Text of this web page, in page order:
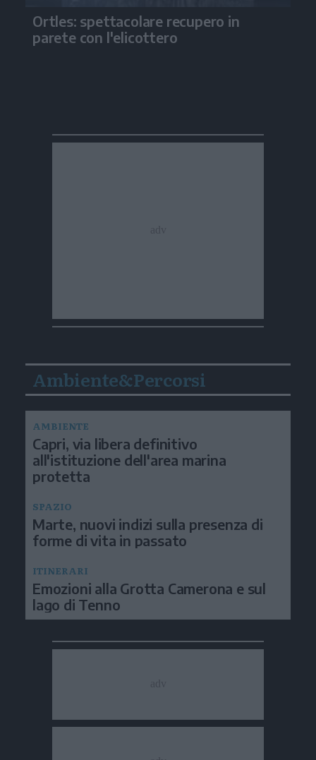
Ortles: spettacolare recupero in
parete con l'elicottero
Ambiente&Percorsi
AMBIENTE
Capri, via libera definitivo
all'istituzione dell'area marina
protetta
SPAZIO
Marte, nuovi indizi sulla presenza di
forme di vita in passato
ITINERARI
Emozioni alla Grotta Camerona e sul
lago di Tenno